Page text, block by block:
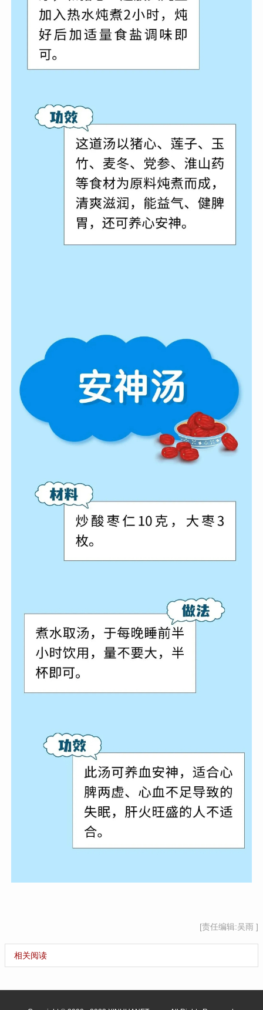
[责任编辑:吴雨 ]
相关阅读